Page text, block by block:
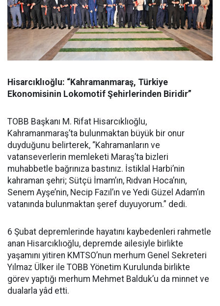
Hisarcıklıoğlu: “Kahramanmaraş, Türkiye
Ekonomisinin Lokomotif Şehirlerinden Biridir”
TOBB Başkanı M. Rifat Hisarcıklıoğlu,
Kahramanmaraş’ta bulunmaktan büyük bir onur
duyduğunu belirterek, “Kahramanların ve
vatanseverlerin memleketi Maraş’ta bizleri
muhabbetle bağrınıza bastınız. İstiklal Harbi’nin
kahraman şehri; Sütçü İmam’ın, Rıdvan Hoca’nın,
Senem Ayşe’nin, Necip Fazıl’ın ve Yedi Güzel Adam’ın
vatanında bulunmaktan şeref duyuyorum.” dedi.
6 Şubat depremlerinde hayatını kaybedenleri rahmetle
anan Hisarcıklıoğlu, depremde ailesiyle birlikte
yaşamını yitiren KMTSO’nun merhum Genel Sekreteri
Yılmaz Ülker ile TOBB Yönetim Kurulunda birlikte
görev yaptığı merhum Mehmet Balduk’u da minnet ve
dualarla yâd etti.